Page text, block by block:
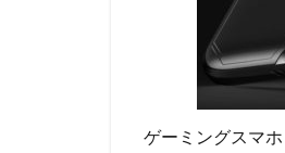
ゲーミングスマ